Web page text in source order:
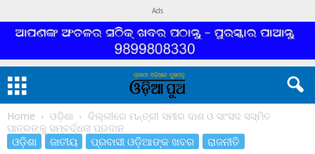
Ads
Home ଓଡ଼ିଶା
ଦିଲ୍ଲୀରେ ମନ୍ତ୍ରୀ ସମୀର ଦାଶ ଓ ସାଂସଦ ସସ୍ମିତ
ପାତ୍ରଙ୍କୁ ସମ୍ବର୍ଦ୍ଧନା ପ୍ରଦାନ
ଓଡ଼ିଶା ଜାତୀୟ ପ୍ରବାସୀ ଓଡ଼ିଆଙ୍କ ଖବର ରାଜନୀତି